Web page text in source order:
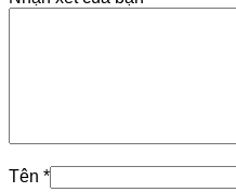
Tên *